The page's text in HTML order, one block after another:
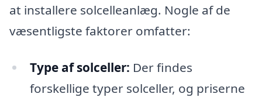
at installere solcelleanlæg. Nogle af de
væsentligste faktorer omfatter:
Type af solceller: Der findes
forskellige typer solceller, og priserne